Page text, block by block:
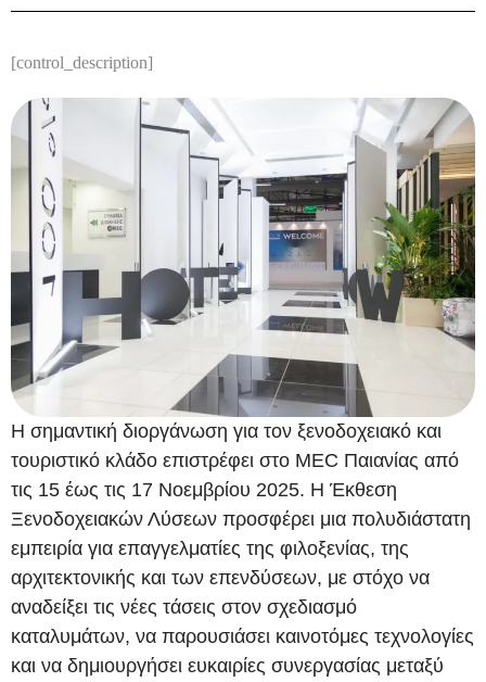
[control_description]
Η σημαντική διοργάνωση για τον ξενοδοχειακό και
τουριστικό κλάδο επιστρέφει στο MEC Παιανίας από
τις 15 έως τις 17 Νοεμβρίου 2025. Η Έκθεση
Ξενοδοχειακών Λύσεων προσφέρει μια πολυδιάστατη
εμπειρία για επαγγελματίες της φιλοξενίας, της
αρχιτεκτονικής και των επενδύσεων, με στόχο να
αναδείξει τις νέες τάσεις στον σχεδιασμό
καταλυμάτων, να παρουσιάσει καινοτόμες τεχνολογίες
και να δημιουργήσει ευκαιρίες συνεργασίας μεταξύ